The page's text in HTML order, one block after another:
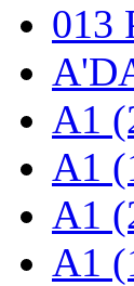
013
A1
A1
A1
A1